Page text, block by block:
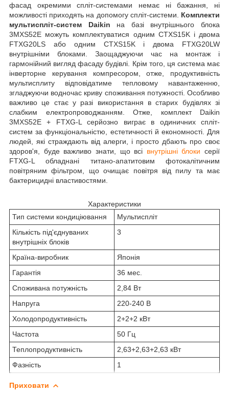
фасад окремими спліт-системами немає ні бажання, ні
можливості приходять на допомогу спліт-системи. Комплекти
мультиспліт-систем Daikin на базі внутрішнього блока
3MXS52E можуть комплектуватися одним CTXS15K і двома
FTXG20LS або одним CTXS15K і двома FTXG20LW
внутрішніми блоками. Заощаджуючи час на монтаж і
гармонійний вигляд фасаду будівлі. Крім того, ця система має
інверторне керування компресором, отже, продуктивність
мультисплиту відповідатиме тепловому навантаженню,
згладжуючи водночас криву споживання потужності. Особливо
важливо це стає у разі використання в старих будівлях зі
слабким електропроводжанням. Отже, комплект Daikin
3MXS52E + FTXG-L серйозно виграє в одиничних спліт-
систем за функціональністю, естетичності й економності. Для
людей, які страждають від алерги, і просто дбають про своє
здоров'я, буде важливо знати, що всі внутрішні блоки серії
FTXG-L обладнані титано-апатитовим фотокалітичним
повітряним фільтром, що очищає повітря від пилу та має
бактерицидні властивостями.
Характеристики
Тип системи кондиціювання
Мультиспліт
Кількість під'єднуваних
внутрішніх блоків
3
Країна-виробник
Японія
Гарантія
36 мес.
Споживана потужність
2,84 Вт
Напруга
220-240 В
Холодопродуктивність
2+2+2 кВт
Частота
50 Гц
Теплопродуктивність
2,63+2,63+2,63 кВт
Фазність
1
Приховати